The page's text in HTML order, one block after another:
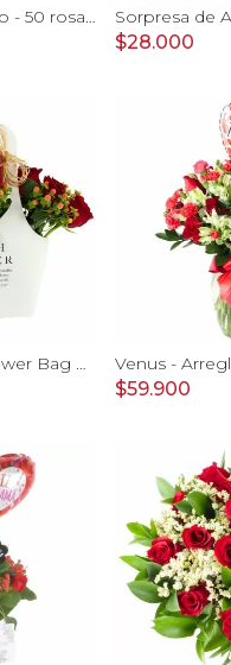
Antonia en canasto - 50 rosas ecuatoriana rojo e hypericum
$28.000
No me olvides Flower Bag Rojo - Arreglo Floral con liliums y rosas rojo, hypericum y eucaliptus dolar
$59.900